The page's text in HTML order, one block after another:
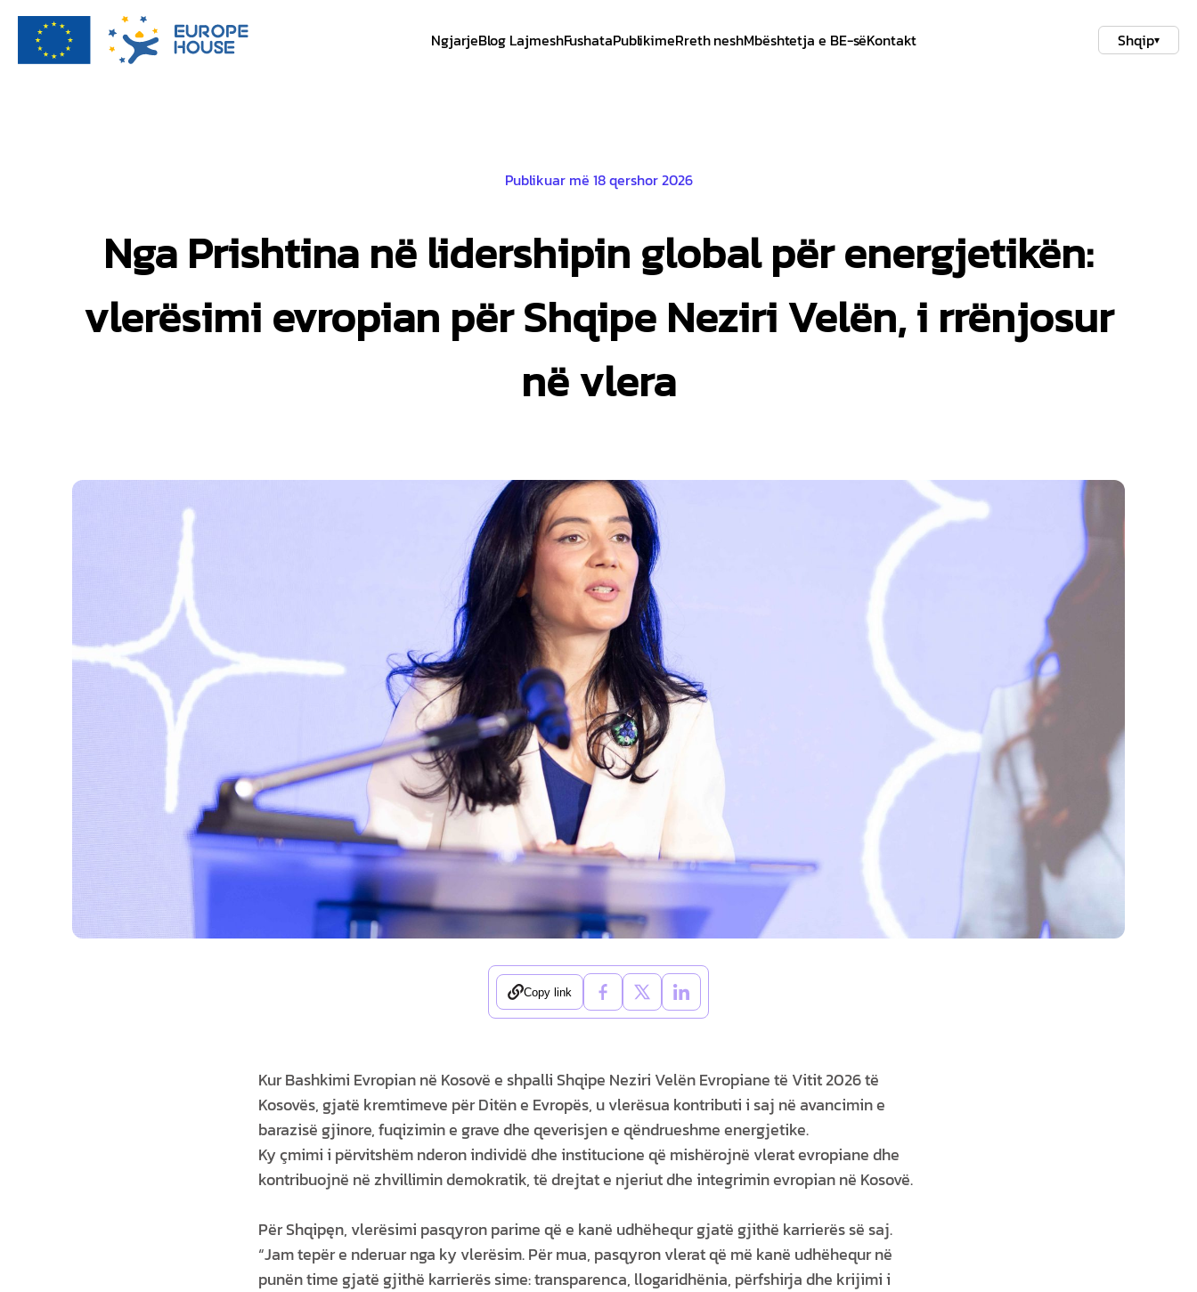
NgjarjeBlog LajmeshFushataPublikimeRreth neshMbështetja e BE-sëKontakt Shqip▾
Publikuar më 18 qershor 2026
Nga Prishtina në lidershipin global për energjetikën:
vlerësimi evropian për Shqipe Neziri Velën, i rrënjosur
në vlera
Copy link
Kur Bashkimi Evropian në Kosovë e shpalli Shqipe Neziri Velën Evropiane të Vitit 2026 të
Kosovës, gjatë kremtimeve për Ditën e Evropës, u vlerësua kontributi i saj në avancimin e
barazisë gjinore, fuqizimin e grave dhe qeverisjen e qëndrueshme energjetike.
Ky çmimi i përvitshëm nderon individë dhe institucione që mishërojnë vlerat evropiane dhe
kontribuojnë në zhvillimin demokratik, të drejtat e njeriut dhe integrimin evropian në Kosovë.
Për Shqipęn, vlerësimi pasqyron parime që e kanë udhëhequr gjatë gjithë karrierës së saj.
“Jam tepër e nderuar nga ky vlerësim. Për mua, pasqyron vlerat që më kanë udhëhequr në
punën time gjatë gjithë karrierës sime: transparenca, llogaridhënia, përfshirja dhe krijimi i